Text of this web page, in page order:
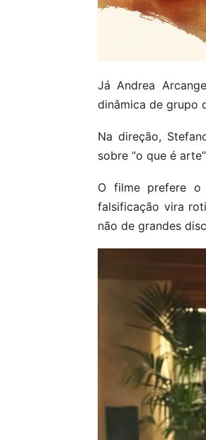
Já Andrea
dinâmica de grupo
Na direção,
sobre “o que é
O filme prefere o
falsificação vira
não de grandes